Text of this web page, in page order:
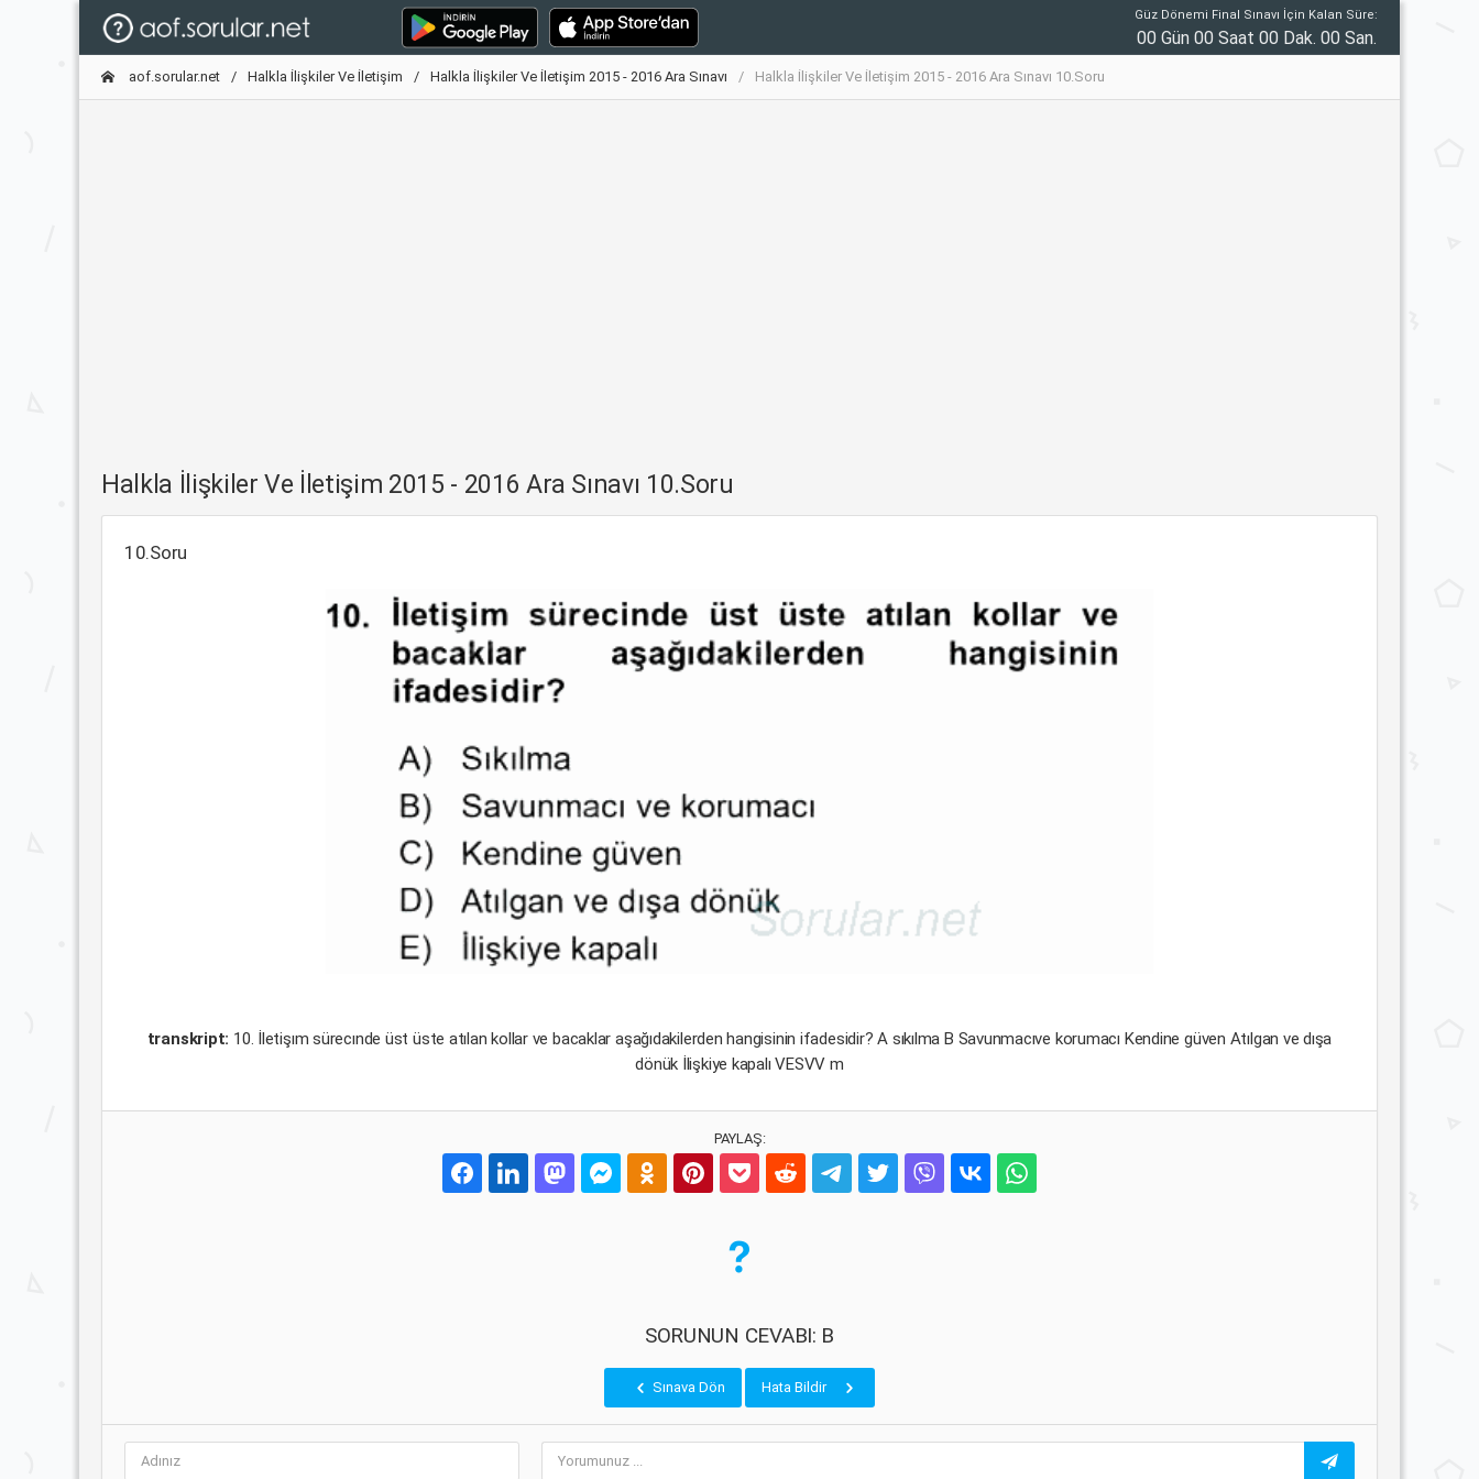
Güz Dönemi Final Sınavı İçin Kalan Süre:
00 Gün 00 Saat 00 Dak. 00 San.
aof.sorular.net Halkla İlişkiler Ve İletişim Halkla İlişkiler Ve İletişim 2015 - 2016 Ara Sınavı Halkla İlişkiler Ve İletişim 2015 - 2016 Ara Sınavı 10.Soru
Halkla İlişkiler Ve İletişim 2015 - 2016 Ara Sınavı 10.Soru
10.Soru
transkript: 10. İletişım sürecınde üst üste atılan kollar ve bacaklar aşağıdakilerden hangisinin ifadesidir? A sıkılma B Savunmacıve korumacı Kendine güven Atılgan ve dışa
dönük İlişkiye kapalı VESVV m
PAYLAŞ:
SORUNUN CEVABI: B
Sınava Dön Hata Bildir